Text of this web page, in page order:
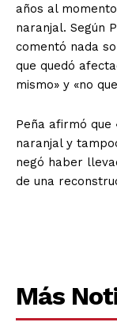
años al
naranjal. Según
comentó nada
que quedó
mismo» y «no
Peña afirmó que
naranjal y
negó haber
de una
Más